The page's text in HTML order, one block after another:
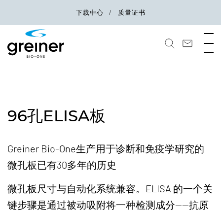
下载中心 质量证书
96孔ELISA板
Greiner Bio-One生产用于诊断和免疫学研究的
微孔板已有30多年的历史
微孔板尺寸与自动化系统兼容。ELISA 的一个关
键步骤是通过被动吸附将一种检测成分——抗原